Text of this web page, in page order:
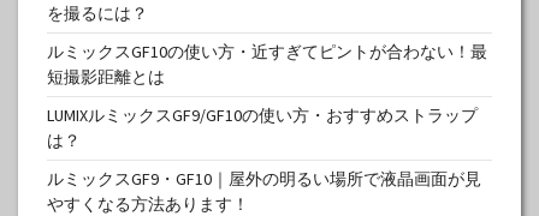
を撮るには？
ルミックスGF10の使い方・近すぎてピントが合わない！最
短撮影距離とは
LUMIXルミックスGF9/GF10の使い方・おすすめストラップ
は？
ルミックスGF9・GF10｜屋外の明るい場所で液晶画面が見
やすくなる方法あります！